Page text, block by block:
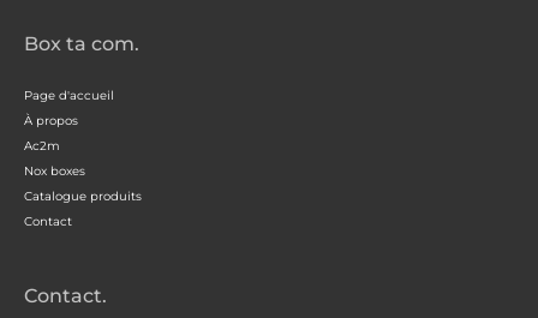
Box ta com.
Page d'accueil
À propos
Ac2m
Nox boxes
Catalogue produits
Contact
Contact.